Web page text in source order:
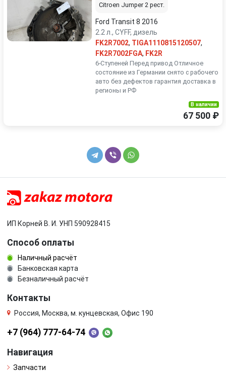
Citroen Jumper 2 рест.
Ford Transit 8 2016
2.2 л., CYFF, дизель
FK2R7002, TIGA1110815120507,
FK2R7002FGA, FK2R
6-Ступеней Перед привод Отличное
состояние из Германии снято с рабочего
авто без дефектов гарантия доставка в
регионы и РФ
В наличии
67 500 ₽
ИП Корней В. И. УНП 590928415
Способ оплаты
Наличный расчёт
Банковская карта
Безналичный расчёт
Контакты
Россия, Москва, м. кунцевская, Офис 190
+7 (964) 777-64-74
Навигация
Запчасти